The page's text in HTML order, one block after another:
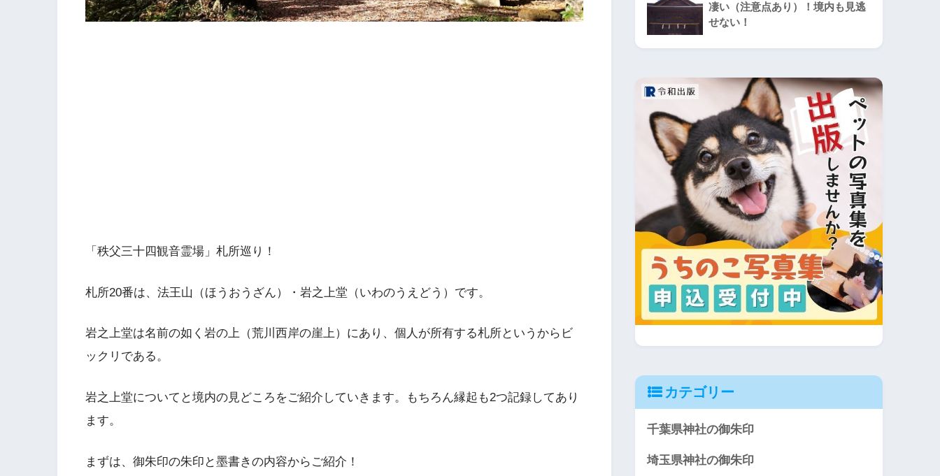
「秩父三十四観音霊場」札所巡り！
札所20番は、法王山（ほうおうざん）・岩之上堂（いわのうえどう）です。
岩之上堂は名前の如く岩の上（荒川西岸の崖上）にあり、個人が所有する札所というからビ
ックリである。
岩之上堂についてと境内の見どころをご紹介していきます。もちろん縁起も2つ記録してあり
ます。
まずは、御朱印の朱印と墨書きの内容からご紹介！
凄い（注意点あり）！境内も見逃
せない！
カテゴリー
千葉県神社の御朱印
埼玉県神社の御朱印